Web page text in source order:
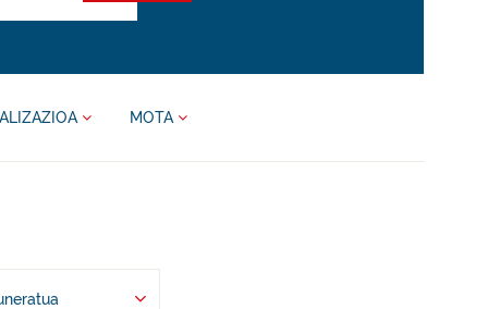
MOTA